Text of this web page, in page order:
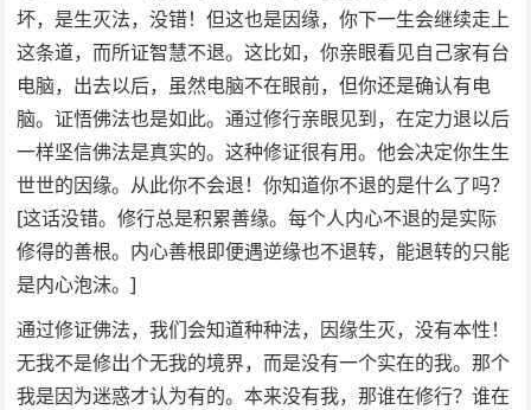
坏，是生灭法，没错！但这也是因缘，你下一生会继续走上
这条道，而所证智慧不退。这比如，你亲眼看见自己家有台
电脑，出去以后，虽然电脑不在眼前，但你还是确认有电
脑。证悟佛法也是如此。通过修行亲眼见到，在定力退以后
一样坚信佛法是真实的。这种修证很有用。他会决定你生生
世世的因缘。从此你不会退！你知道你不退的是什么了吗？
[这话没错。修行总是积累善缘。每个人内心不退的是实际
修得的善根。内心善根即便遇逆缘也不退转，能退转的只能
是内心泡沫。]
通过修证佛法，我们会知道种种法，因缘生灭，没有本性！
无我不是修出个无我的境界，而是没有一个实在的我。那个
我是因为迷惑才认为有的。本来没有我，那谁在修行？谁在